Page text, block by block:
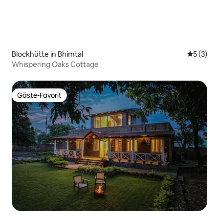
Blockhütte in Bhimtal
5 (3)
Whispering Oaks Cottage
Gäste-Favorit
Gäste-Favorit